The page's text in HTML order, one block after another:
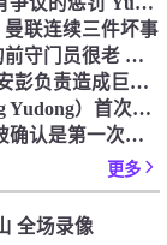
联连续三件坏事
3场比赛中两个低级错误 中国超级联赛的前守门员很老 是时候让位了 最好的继任者出现
皇家马德里令人兴奋地消除了皇家学会 安彭负责造成巨大的灾难！
国家橄榄球队23人名单：王·尤东（Wang Yudong）首次被选为第11名 塞吉尼奥（Serginho）在名单上
大新闻！中国国家橄榄球队的23名球员被确认是第一次进入阵容
更多
全场录像